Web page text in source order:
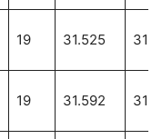
19 31.525
19 31.592